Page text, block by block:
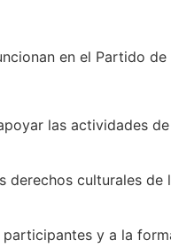
en el Partido de
las actividades
culturales de
y a la